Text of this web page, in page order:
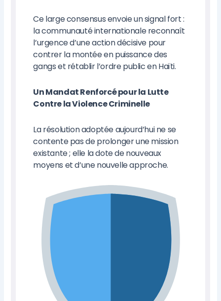
Ce large consensus envoie un signal fort :
la communauté internationale reconnaît
l’urgence d’une action décisive pour
contrer la montée en puissance des
gangs et rétablir l’ordre public en Haïti.
Un Mandat Renforcé pour la Lutte
Contre la Violence Criminelle
La résolution adoptée aujourd’hui ne se
contente pas de prolonger une mission
existante ; elle la dote de nouveaux
moyens et d’une nouvelle approche.